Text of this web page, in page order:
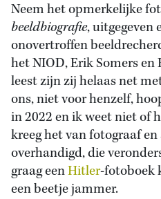
Neem het opmerkelijke
beeldbiografie, uitgegeven
onovertroffen
het NIOD, Erik Somers
leest zijn zij helaas net
ons, niet voor henzelf,
in 2022 en ik weet niet of
kreeg het van fotograaf
overhandigd, die
graag eenHitler-fotoboek
een beetje jammer.